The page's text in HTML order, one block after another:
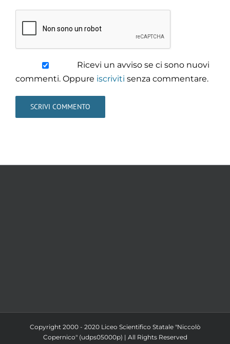
Ricevi un avviso se ci sono nuovi
commenti. Oppure iscriviti senza commentare.
Copyright 2000 - 2020 Liceo Scientifico Statale "Niccolò
Copernico" (udps05000p) | All Rights Reserved